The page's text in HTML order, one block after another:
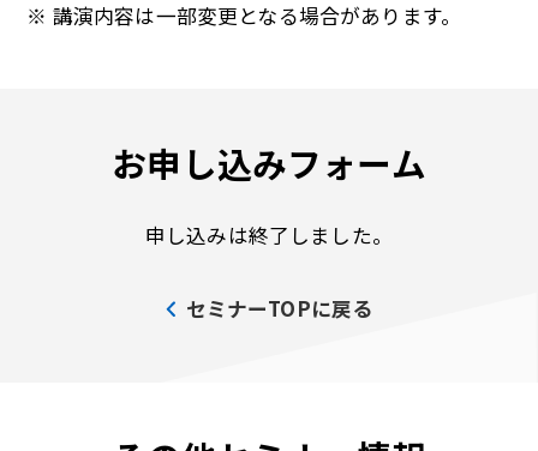
※ 講演内容は一部変更となる場合があります。
お申し込みフォーム
申し込みは終了しました。
セミナーTOPに戻る